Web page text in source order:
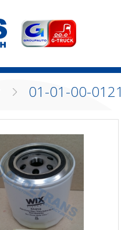
01-01-00-0121